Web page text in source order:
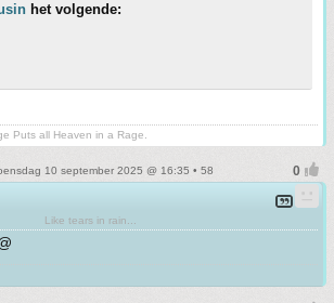
het volgende:
Puts all Heaven in a Rage.
10 september 2025 @ 16:35 • 58
Like tears in rain...